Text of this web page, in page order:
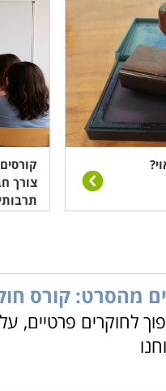
צורך
מהסרט: קורס
לחוקרים פרטיים,